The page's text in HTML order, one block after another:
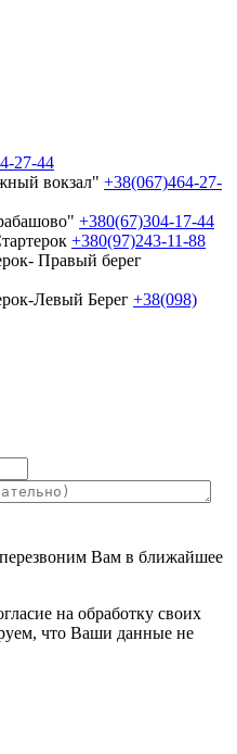
27-44
вокзал" +38(067)464-27-
+380(67)304-17-44
+380(97)243-11-88
Правый берег
Левый Берег +38(098)
Вам в ближайшее
на обработку своих
что Ваши данные не